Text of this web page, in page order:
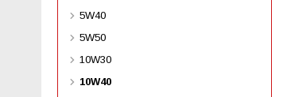
5W40
5W50
10W30
10W40